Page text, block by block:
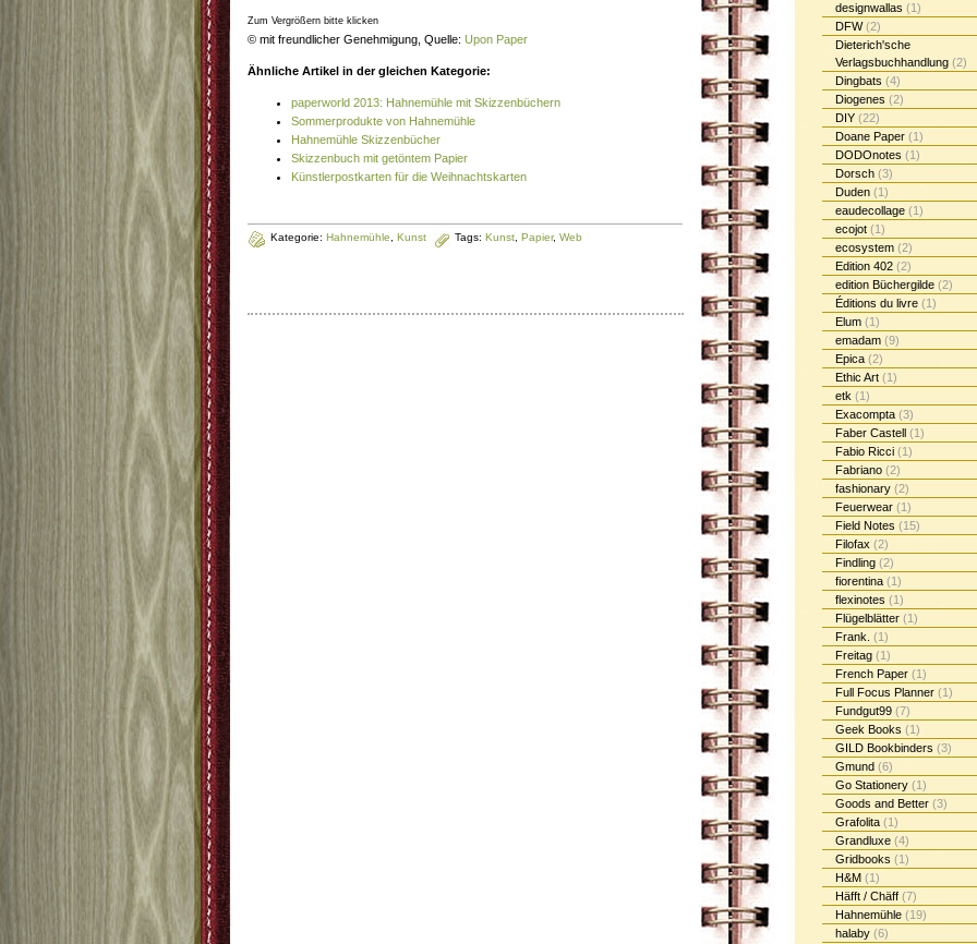
Zum Vergrößern bitte klicken
© mit freundlicher Genehmigung, Quelle: Upon Paper
Ähnliche Artikel in der gleichen Kategorie:
paperworld 2013: Hahnemühle mit Skizzenbüchern
Sommerprodukte von Hahnemühle
Hahnemühle Skizzenbücher
Skizzenbuch mit getöntem Papier
Künstlerpostkarten für die Weihnachtskarten
Kategorie: Hahnemühle Kunst Tags: Kunst Papier, Web
designwallas (1)
DFW(2)
Dieterich'sche
Verlagsbuchhandlung (2)
Dingbats (4)
Diogenes (2)
DIY (22)
Doane Paper (1)
DODOnotes (1)
Dorsch (3)
Duden (1)
eaudecollage (1)
ecojot (1)
ecosystem (2)
Edition 402 (2)
edition Büchergilde (2)
Éditions du livre (1)
Elum (1)
emadam (9)
Epica (2)
Ethic Art (1)
etk (1)
Exacompta (3)
Faber Castell (1)
Fabio Ricci (1)
Fabriano (2)
fashionary (2)
Feuerwear (1)
Field Notes (15)
Filofax (2)
Findling (2)
fiorentina (1)
flexinotes (1)
Flügelblätter (1)
Frank. (1)
Freitag (1)
French Paper (1)
Full Focus Planner (1)
Fundgut99 (7)
Geek Books (1)
GILD Bookbinders (3)
Gmund (6)
Go Stationery (1)
Goods and Better (3)
Grafolita (1)
Grandluxe (4)
Gridbooks (1)
H&M (1)
Häfft / Chäff (7)
Hahnemühle (19)
halaby (6)